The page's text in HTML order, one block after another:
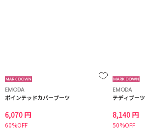
EMODA
ポインテッドカバーブーツ
6,070 円
60%OFF
EMODA
テディブーツ
8,140 円
50%OFF